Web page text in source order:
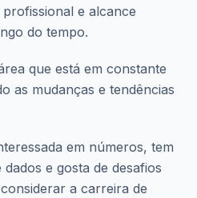
e alcance
do tempo.
que está em constante
as mudanças e tendências
em números, tem
e gosta de desafios
a carreira de